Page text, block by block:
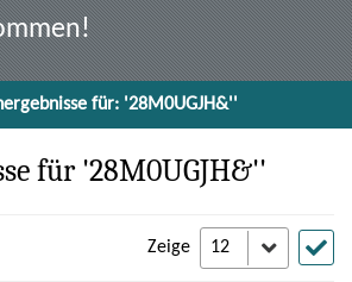
für: '28M0UGJH&''
für '28M0UGJH&''
Zeige